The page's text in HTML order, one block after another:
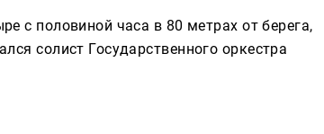
с половиной часа в 80 метрах от берега,
солист Государственного оркестра